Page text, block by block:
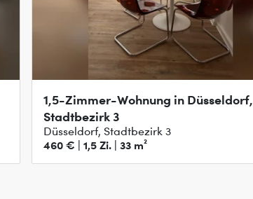
1,5-Zimmer-Wohnung in Düsseldorf,
Stadtbezirk 3
Düsseldorf, Stadtbezirk 3
460 € | 1,5 Zi. | 33 m²